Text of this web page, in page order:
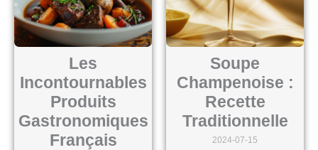
Les
Incontournables
Produits
Gastronomiques
Français
Soupe
Champenoise :
Recette
Traditionnelle
2024-07-15